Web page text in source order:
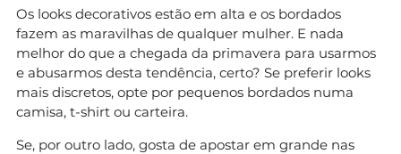
Os looks decorativos estão em alta e os bordados
fazem as maravilhas de qualquer mulher. E nada
melhor do que a chegada da primavera para usarmos
e abusarmos desta tendência, certo? Se preferir looks
mais discretos, opte por pequenos bordados numa
camisa, t-shirt ou carteira.
Se, por outro lado, gosta de apostar em grande nas